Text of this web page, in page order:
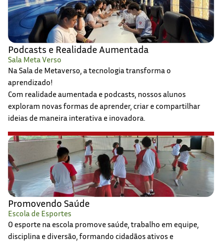
Podcasts e Realidade Aumentada
Sala Meta Verso
Na Sala de Metaverso, a tecnologia transforma o
aprendizado!
Com realidade aumentada e podcasts, nossos alunos
exploram novas formas de aprender, criar e compartilhar
ideias de maneira interativa e inovadora.
Promovendo Saúde
Escola de Esportes
O esporte na escola promove saúde, trabalho em equipe,
disciplina e diversão, formando cidadãos ativos e